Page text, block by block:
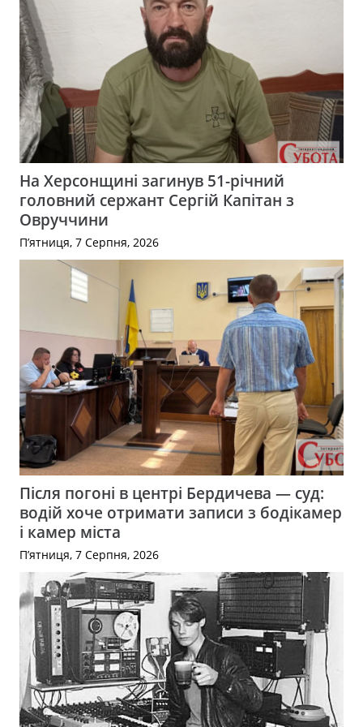
На Херсонщині загинув 51-річний
головний сержант Сергій Капітан з
Овруччини
П’ятниця, 7 Серпня, 2026
Після погоні в центрі Бердичева — суд:
водій хоче отримати записи з бодікамер
і камер міста
П’ятниця, 7 Серпня, 2026